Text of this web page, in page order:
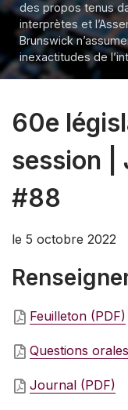
des propos tenus
interprètes et
Brunswick
inexactitudes de
60e
session |
#88
le 5 octobre 2022
Feuilleton (PDF)
Questions
Journal (PDF)